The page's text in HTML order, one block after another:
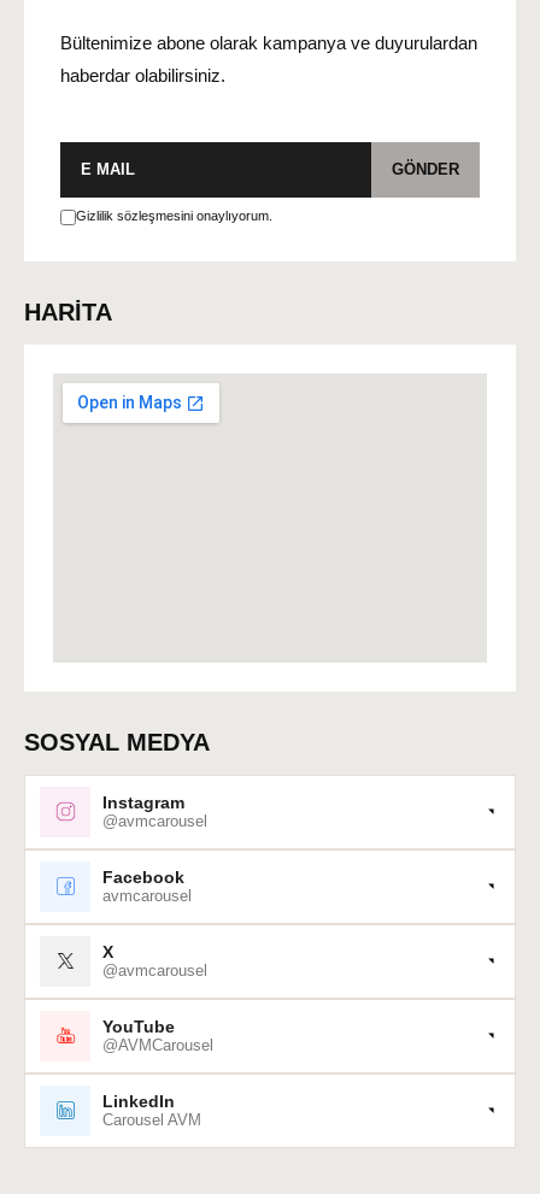
Bültenimize abone olarak kampanya ve duyurulardan
haberdar olabilirsiniz.
GÖNDER
Gizlilik sözleşmesini onaylıyorum.
HARİTA
SOSYAL MEDYA
Instagram
@avmcarousel
Facebook
avmcarousel
X
@avmcarousel
YouTube
@AVMCarousel
LinkedIn
Carousel AVM